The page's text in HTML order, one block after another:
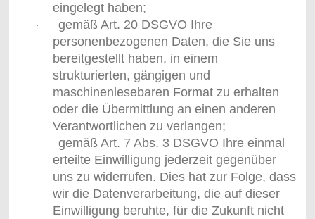
eingelegt haben;
·
gemäß Art. 20 DSGVO Ihre
personenbezogenen Daten, die Sie uns
bereitgestellt haben, in einem
strukturierten, gängigen und
maschinenlesebaren Format zu erhalten
oder die Übermittlung an einen anderen
Verantwortlichen zu verlangen;
·
gemäß Art. 7 Abs. 3 DSGVO Ihre einmal
erteilte Einwilligung jederzeit gegenüber
uns zu widerrufen. Dies hat zur Folge, dass
wir die Datenverarbeitung, die auf dieser
Einwilligung beruhte, für die Zukunft nicht